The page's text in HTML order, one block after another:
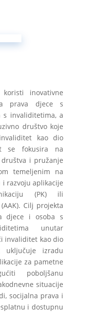
inovativne
prava djece s
s invaliditetima, a
društvo koje
invaliditet kao dio
se fokusira na
i pružanje
temeljenim na
razvoju aplikacije
(PK) ili
Cilj projekta
djece i osoba s
unutar
invaliditet kao dio
uključuje izradu
za pametne
poboljšanu
situacije
socijalna prava i
i dostupnu